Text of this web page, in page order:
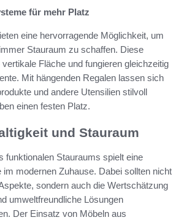
für mehr Platz
eine hervorragende Möglichkeit, um
Stauraum zu schaffen. Diese
Fläche und fungieren gleichzeitig
Mit hängenden Regalen lassen sich
und andere Utensilien stilvoll
einen festen Platz.
und Stauraum
funktionalen Stauraums spielt eine
im modernen Zuhause. Dabei sollten nicht
sondern auch die Wertschätzung
umweltfreundliche Lösungen
Der Einsatz von Möbeln aus